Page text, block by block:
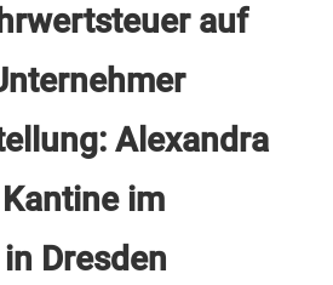
auf
Alexandra
im
Dresden